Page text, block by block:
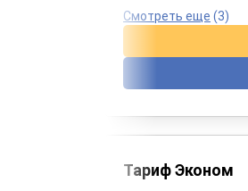
Смотреть еще (3)
Тариф Эконом